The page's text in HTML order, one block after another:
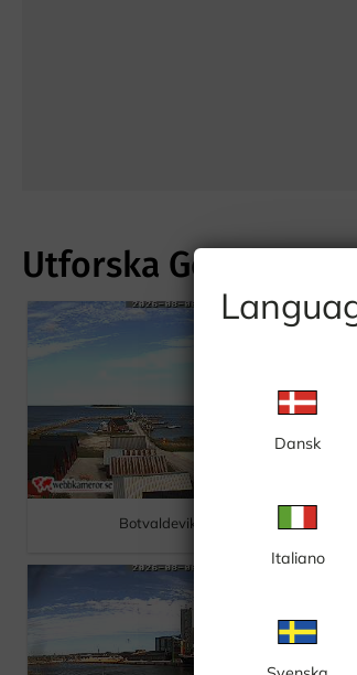
Dansk
Italiano
Utforska Gotland
Botvaldevik